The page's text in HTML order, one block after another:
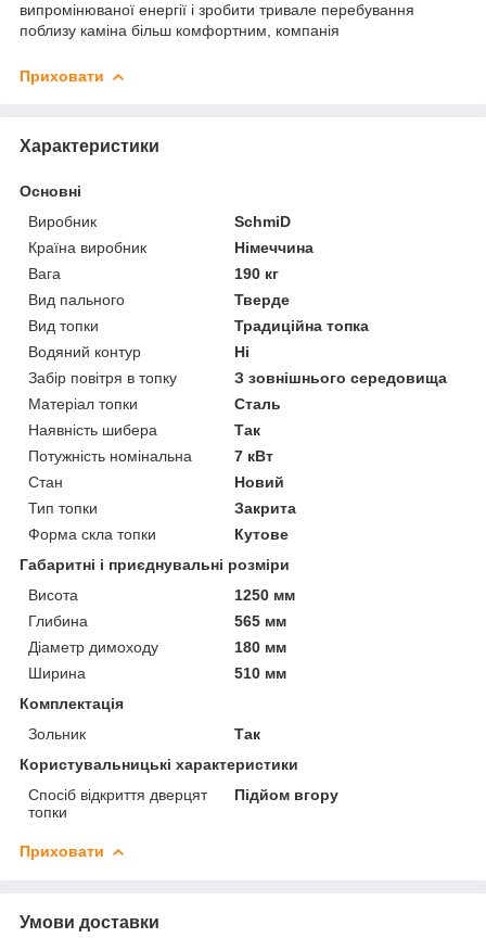
випромінюваної енергії і зробити тривале перебування
поблизу каміна більш комфортним, компанія
Приховати
Характеристики
Основні
Виробник
SchmiD
Країна виробник
Німеччина
Вага
190 кг
Вид пального
Тверде
Вид топки
Традиційна топка
Водяний контур
Ні
Забір повітря в топку
З зовнішнього середовища
Матеріал топки
Сталь
Наявність шибера
Так
Потужність номінальна
7 кВт
Стан
Новий
Тип топки
Закрита
Форма скла топки
Кутове
Габаритні і приєднувальні розміри
Висота
1250 мм
Глибина
565 мм
Діаметр димоходу
180 мм
Ширина
510 мм
Комплектація
Зольник
Так
Користувальницькі характеристики
Спосіб відкриття дверцят
топки
Підйом вгору
Приховати
Умови доставки